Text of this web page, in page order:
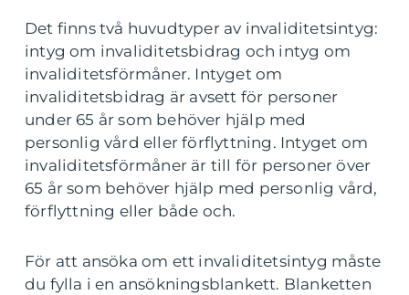
Det finns två huvudtyper av invaliditetsintyg:
intyg om invaliditetsbidrag och intyg om
invaliditetsförmåner. Intyget om
invaliditetsbidrag är avsett för personer
under 65 år som behöver hjälp med
personlig vård eller förflyttning. Intyget om
invaliditetsförmåner är till för personer över
65 år som behöver hjälp med personlig vård,
förflyttning eller både och.
För att ansöka om ett invaliditetsintyg måste
du fylla i en ansökningsblankett. Blanketten